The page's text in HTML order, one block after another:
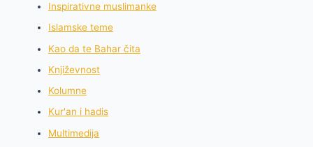
Inspirativne muslimanke
Islamske teme
Kao da te Bahar čita
Književnost
Kolumne
Kur'an i hadis
Multimedija